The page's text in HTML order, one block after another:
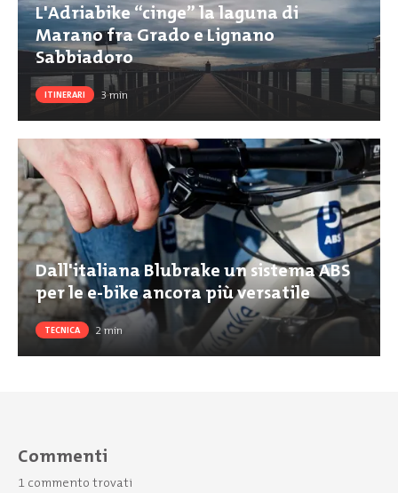
L'Adriabike “cinge” la laguna di
Marano fra Grado e Lignano
Sabbiadoro
ITINERARI 3min
Dall'italiana Blubrake un sistema ABS
per le e-bike ancora più versatile
TECNICA 2min
Commenti
1 commento trovati